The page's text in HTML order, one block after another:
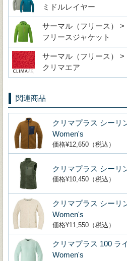
ミドルレイヤー
サーマル（フリース） >
フリースジャケット
サーマル（フリース） >
クリマエア
関連商品
クリマプラス シーリ
Women's
価格¥12,650（税込）
クリマプラス シーリ
価格¥10,450（税込）
クリマプラス シーリ
Women's
価格¥11,550（税込）
クリマプラス 100 ラ
Women's